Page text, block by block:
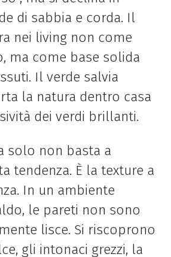
di sabbia e corda. Il
nei living non come
ma come base solida
Il verde salvia
la natura dentro casa
dei verdi brillanti.
solo non basta a
tendenza. È la texture a
In un ambiente
le pareti non sono
lisce. Si riscoprono
gli intonaci grezzi, la